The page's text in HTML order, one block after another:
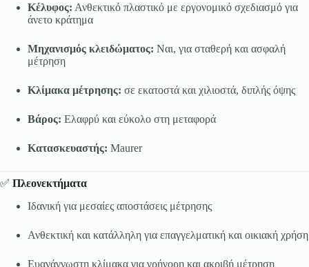
Κέλυφος: Ανθεκτικό πλαστικό με εργονομικό σχεδιασμό για
άνετο κράτημα
Μηχανισμός κλειδώματος: Ναι, για σταθερή και ασφαλή
μέτρηση
Κλίμακα μέτρησης: σε εκατοστά και χιλιοστά, διπλής όψης
Βάρος: Ελαφρύ και εύκολο στη μεταφορά
Κατασκευαστής: Maurer
✅ Πλεονεκτήματα
Ιδανική για μεσαίες αποστάσεις μέτρησης
Ανθεκτική και κατάλληλη για επαγγελματική και οικιακή χρήση
Ευανάγνωστη κλίμακα για γρήγορη και ακριβή μέτρηση